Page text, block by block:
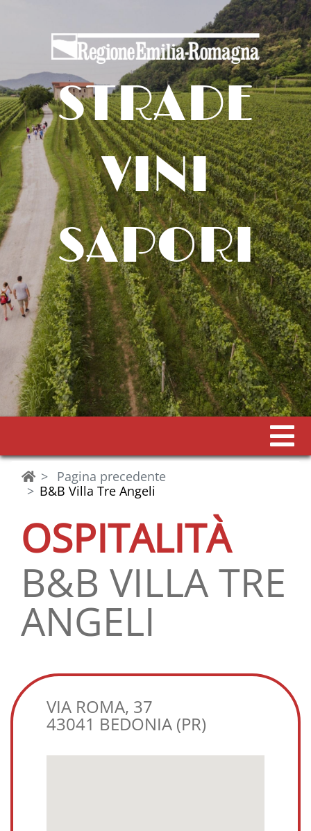
STRADE
VINI
SAPORI
Pagina precedente
B&B Villa Tre Angeli
OSPITALITÀ
B&B VILLA TRE
ANGELI
VIA ROMA, 37
43041 BEDONIA (PR)